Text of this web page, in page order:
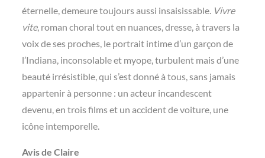
éternelle, demeure toujours aussi insaisissable. Vivre
vite, roman choral tout en nuances, dresse, à travers la
voix de ses proches, le portrait intime d’un garçon de
l’Indiana, inconsolable et myope, turbulent mais d’une
beauté irrésistible, qui s’est donné à tous, sans jamais
appartenir à personne : un acteur incandescent
devenu, en trois films et un accident de voiture, une
icône intemporelle.
Avis de Claire